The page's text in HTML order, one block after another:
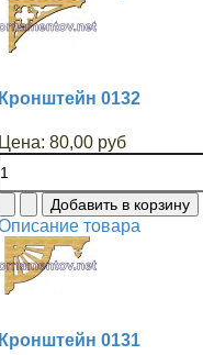
Кронштейн 0132
Цена: 80,00 руб
товара
Кронштейн 0131